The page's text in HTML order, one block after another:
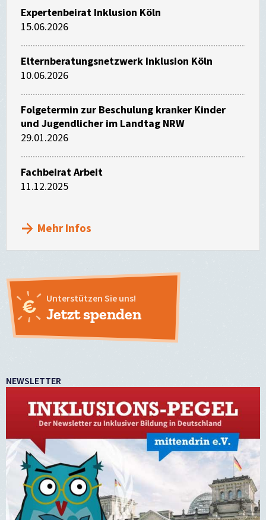
Expertenbeirat Inklusion Köln
15.06.2026
Elternberatungsnetzwerk Inklusion Köln
10.06.2026
Folgetermin zur Beschulung kranker Kinder
und Jugendlicher im Landtag NRW
29.01.2026
Fachbeirat Arbeit
11.12.2025
Mehr Infos
Unterstützen Sie uns!
Jetzt spenden
NEWSLETTER